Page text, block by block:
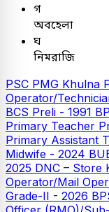
গ
অবহেলা
ঘ
নিমরাজি
PSC PMG Khulna
Operator/
BCS Preli - 1991
Primary Teacher
Primary Assistant
Midwife - 2024
2025 DNC – Store
Operator/Mail
Grade-II - 2026